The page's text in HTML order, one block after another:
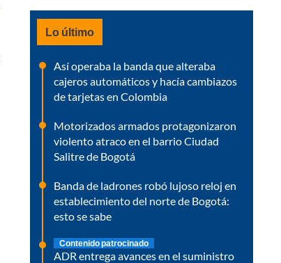
Lo último
Así operaba la banda que alteraba
cajeros automáticos y hacía cambiazos
de tarjetas en Colombia
Motorizados armados protagonizaron
violento atraco en el barrio Ciudad
Salitre de Bogotá
Banda de ladrones robó lujoso reloj en
establecimiento del norte de Bogotá:
esto se sabe
Contenido patrocinado
ADR entrega avances en el suministro